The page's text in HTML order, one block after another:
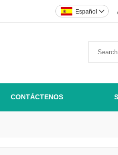
Español 
CONTÁCTENOS